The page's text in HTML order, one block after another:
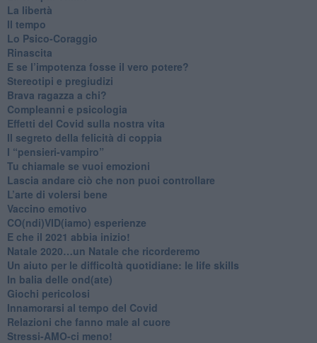
La libertà
​Il tempo
​Lo Psico-Coraggio
Rinascita
​E se l’impotenza fosse il vero potere?
Stereotipi e pregiudizi
​Brava ragazza a chi?
​Compleanni e psicologia
Effetti del Covid sulla nostra vita
Il segreto della felicità di coppia
​I “pensieri-vampiro”
​Tu chiamale se vuoi emozioni
​Lascia andare ciò che non puoi controllare
L’arte di volersi bene
​Vaccino emotivo
CO(ndi)VID(iamo) esperienze
​E che il 2021 abbia inizio!
​Natale 2020…un Natale che ricorderemo
Un aiuto per le difficoltà quotidiane: le life skills
​In balia delle ond(ate)
Giochi pericolosi
Innamorarsi al tempo del Covid
​Relazioni che fanno male al cuore
​Stressi-AMO-ci meno!